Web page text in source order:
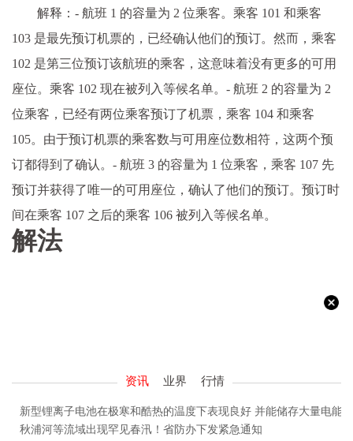
解释：- 航班 1 的容量为 2 位乘客。乘客 101 和乘客
103 是最先预订机票的，已经确认他们的预订。然而，乘客
102 是第三位预订该航班的乘客，这意味着没有更多的可用
座位。乘客 102 现在被列入等候名单。- 航班 2 的容量为 2
位乘客，已经有两位乘客预订了机票，乘客 104 和乘客
105。由于预订机票的乘客数与可用座位数相符，这两个预
订都得到了确认。- 航班 3 的容量为 1 位乘客，乘客 107 先
预订并获得了唯一的可用座位，确认了他们的预订。预订时
间在乘客 107 之后的乘客 106 被列入等候名单。
解法
资讯 业界 行情
新型锂离子电池在极寒和酷热的温度下表现良好 并能储存大量电能
秋浦河等流域出现罕见春汛！省防办下发紧急通知